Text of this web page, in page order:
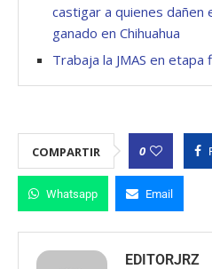
castigar a quienes dañen
ganado en Chihuahua
Trabaja la JMAS en
COMPARTIR 0
Whatsapp Email
EDITORJRZ